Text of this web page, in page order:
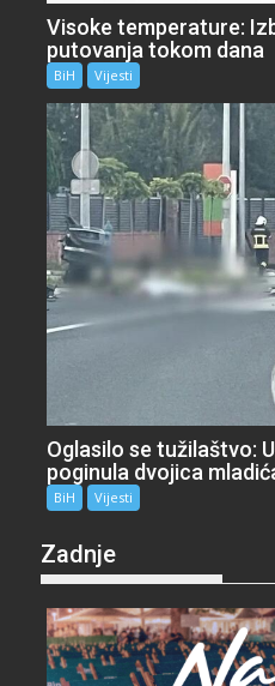
Visoke temperature:
putovanja tokom dana
BiH Vijesti
Oglasilo se tužilaštvo:
poginula dvojica
BiH Vijesti
Zadnje